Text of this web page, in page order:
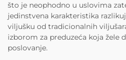
što je neophodno u uslovima
jedinstvena karakteristika
viljušku od tradicionalnih
izborom za preduzeća koja žele
poslovanje.